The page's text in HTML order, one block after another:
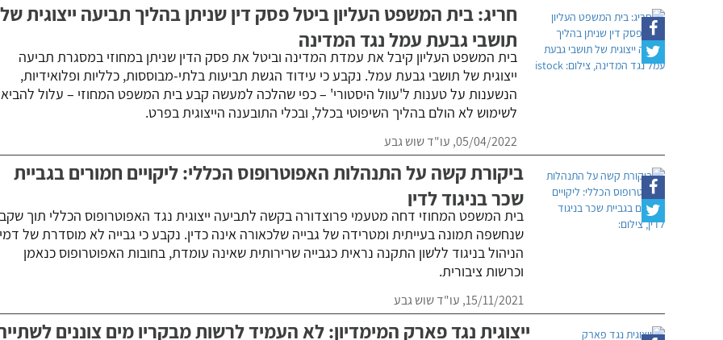
חריג: בית המשפט העליון ביטל פסק דין שניתן בהליך תביעה ייצוגית של
תושבי גבעת עמל נגד המדינה
בית המשפט העליון קיבל את עמדת המדינה וביטל את פסק הדין שניתן במחוזי במסגרת תביעה
ייצוגית של תושבי גבעת עמל. נקבע כי עידוד הגשת תביעות בלתי-מבוססות, כלליות ופלואידיות,
הנשענות על טענות ל'עוול היסטורי' – כפי שהלכה למעשה קבע בית המשפט המחוזי – עלול להביא
לשימוש לא הולם בהליך השיפוטי בכלל, ובכלי התובענה הייצוגית בפרט.
05/04/2022, עו"ד שוש גבע
ביקורת קשה על התנהלות האפוטרופוס הכללי: ליקויים חמורים בגביית
שכר בניגוד לדין
בית המשפט המחוזי דחה מטעמי פרוצדורה בקשה לתביעה ייצוגית נגד האפוטרופוס הכללי תוך
שנחשפה תמונה בעייתית ומטרידה של גבייה שלכאורה אינה כדין. נקבע כי גבייה לא מוסדרת של דמי
הניהול בניגוד ללשון התקנה נראית כגבייה שרירותית שאינה עומדת, בחובות האפוטרופוס כנאמן
וכרשות ציבורית.
15/11/2021, עו"ד שוש גבע
ייצוגית נגד פארק המימדיון: לא העמיד לרשות מבקריו מים צוננים